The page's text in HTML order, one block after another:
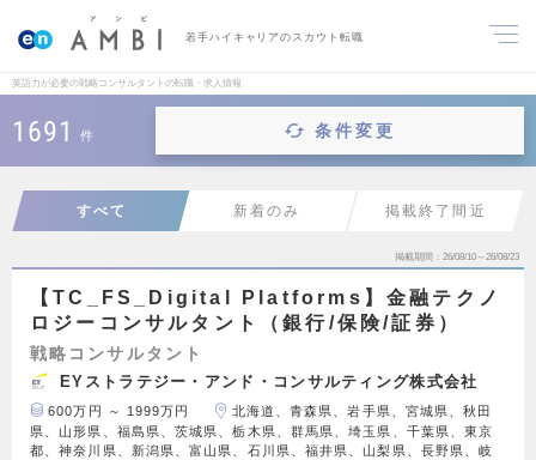
若手ハイキャリアのスカウト転職
英語力が必要の戦略コンサルタントの転職・求人情報
1691 件 条件変更
すべて 新着のみ 掲載終了間近
掲載期間 26/08/10～26/08/23
【TC_FS_Digital Platforms】金融テクノ
ロジーコンサルタント（銀行/保険/証券）
戦略コンサルタント
EYストラテジー・アンド・コンサルティング株式会社
600万円 ～ 1999万円
北海道、青森県、岩手県、宮城県、秋田
県、山形県、福島県、茨城県、栃木県、群馬県、埼玉県、千葉県、東京
都、神奈川県、新潟県、富山県、石川県、福井県、山梨県、長野県、岐